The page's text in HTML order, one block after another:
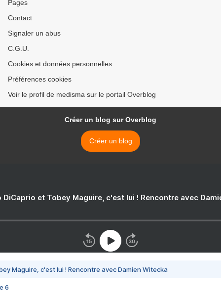
Pages
Contact
Signaler un abus
C.G.U.
Cookies et données personnelles
Préférences cookies
Voir le profil de medisma sur le portail Overblog
Créer un blog sur Overblog
Créer un blog
DiCaprio et Tobey Maguire, c'est lui ! Rencontre avec
Maguire, c'est lui ! Rencontre avec Damien Witecka
6